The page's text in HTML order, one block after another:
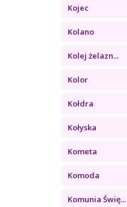
Kojec
Kolano
Kolej żelazn...
Kolor
Kołdra
Kołyska
Kometa
Komoda
Komunia Świę...